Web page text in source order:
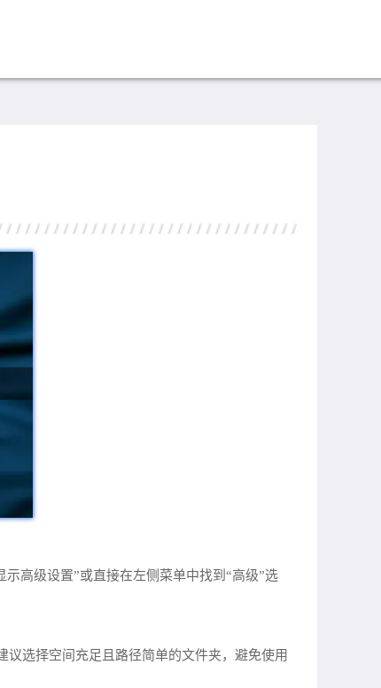
高级设置”或直接在左侧菜单中找到“高级”选
议选择空间充足且路径简单的文件夹，避免使用